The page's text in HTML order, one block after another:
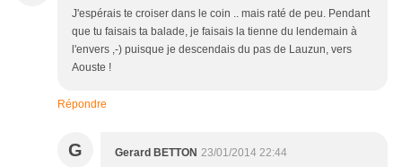
J'espérais te croiser dans le coin .. mais raté de peu. Pendant
que tu faisais ta balade, je faisais la tienne du lendemain à
l'envers ,-) puisque je descendais du pas de Lauzun, vers
Aouste !
Répondre
G Gerard BETTON 23/01/2014 22:44